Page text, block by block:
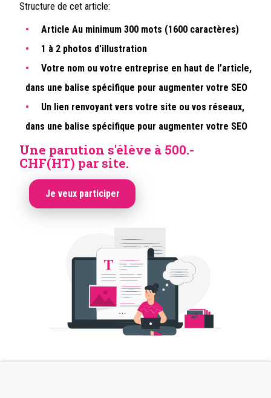
Structure de cet article:
Article Au minimum 300 mots (1600 caractères)
1 à 2 photos d'illustration
Votre nom ou votre entreprise en haut de l’article,
dans une balise spécifique pour augmenter votre SEO
Un lien renvoyant vers votre site ou vos réseaux,
dans une balise spécifique pour augmenter votre SEO
Une parution s'élève à 500.-
CHF(HT) par site.
Je veux participer